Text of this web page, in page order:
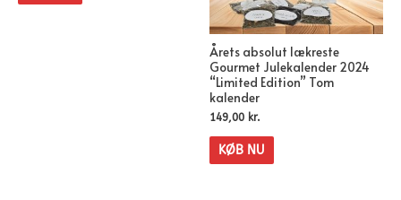
Årets absolut lækreste
Gourmet Julekalender 2024
“Limited Edition” Tom
kalender
149,00 kr.
KØB NU